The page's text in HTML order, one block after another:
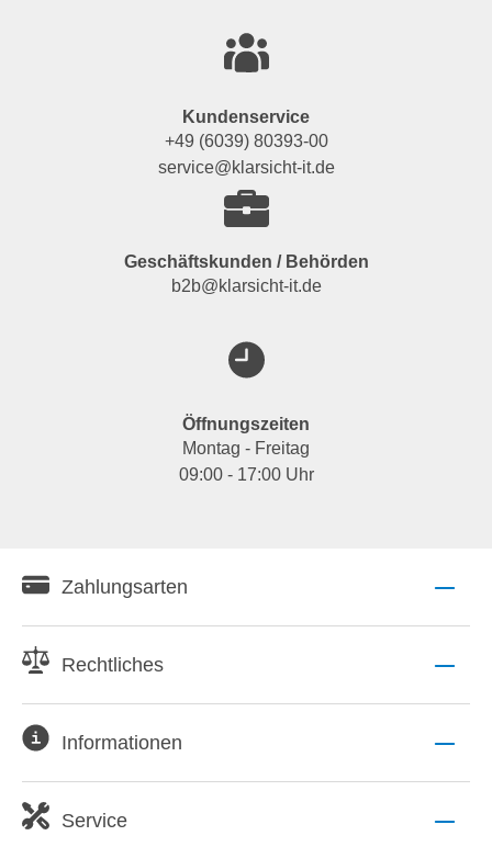
Kundenservice
+49 (6039) 80393-00
service@klarsicht-it.de
Geschäftskunden / Behörden
b2b@klarsicht-it.de
Öffnungszeiten
Montag - Freitag
09:00 - 17:00 Uhr
Zahlungsarten
Rechtliches
Informationen
Service